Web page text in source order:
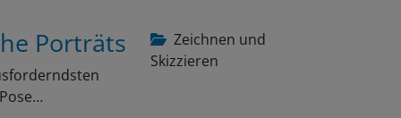
Zeichnen und
Skizzieren
Porträts